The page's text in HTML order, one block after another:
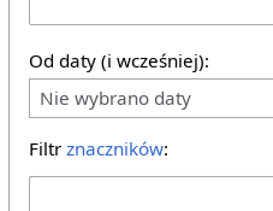
Od daty (i wcześniej):
Nie wybrano daty
Filtr znaczników: